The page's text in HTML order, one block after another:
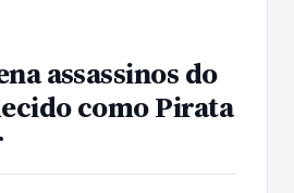
assassinos do
como Pirata